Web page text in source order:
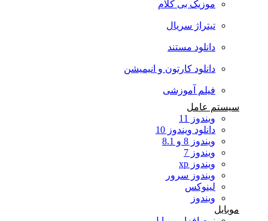
موزیک بی کلام
تیتراژ سریال
دانلود مستند
دانلود کارتون و انیمیشن
فیلم آموزشی
سیستم عامل
ویندوز 11
دانلود ویندوز 10
ویندوز 8 و 8.1
ویندوز 7
ویندوز xp
ویندوز سرور
لینوکس
ویندوز
موبایل